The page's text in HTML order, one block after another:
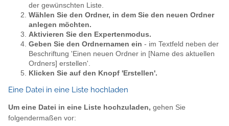
der gewünschten Liste.
Wählen Sie den Ordner, in dem Sie den neuen Ordner
anlegen möchten.
Aktivieren Sie den Expertenmodus.
Geben Sie den Ordnernamen ein - im Textfeld neben der
Beschriftung 'Einen neuen Ordner in [Name des aktuellen
Ordners] erstellen'.
Klicken Sie auf den Knopf 'Erstellen'.
Eine Datei in eine Liste hochladen
Um eine Datei in eine Liste hochzuladen, gehen Sie
folgendermaßen vor: